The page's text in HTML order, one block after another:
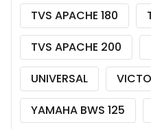
TVS APACHE 180
TVS APACHE 200
UNIVERSAL
YAMAHA BWS 125